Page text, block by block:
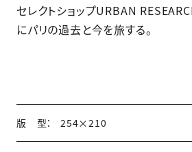
セレクトショップURBAN
にパリの過去と今を旅する。
版 型： 254×210